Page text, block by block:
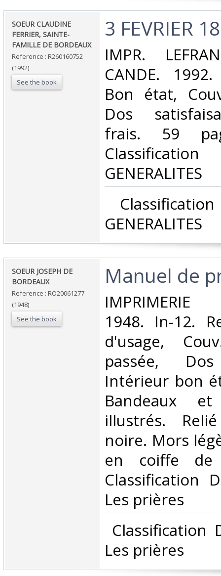
‎SOEUR CLAUDINE
FERRIER, SAINTE-
FAMILLE DE BORDEAUX‎
Reference : R260160752
(1992)
See the book
‎3 FEVRIER
‎IMPR.
CANDE.
Bon état,
Dos
frais. 59
GENERALITES‎
GENERALITES‎
‎SOEUR JOSEPH DE
BORDEAUX‎
Reference : RO20061277
(1948)
See the book
‎Manuel de
‎IMPRIMERIE
1948. In-12.
d'usage,
passée,
Intérieur bon
Bandeaux et
illustrés.
noire. Mors
en coiffe
Classification
Les prières‎
Classification
Les prières‎